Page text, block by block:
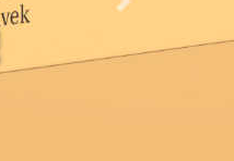
Další